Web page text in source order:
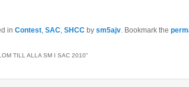
in Contest, SAC, SHCCby sm5ajv. Bookmark the
TILL ALLA SM I SAC 2010”